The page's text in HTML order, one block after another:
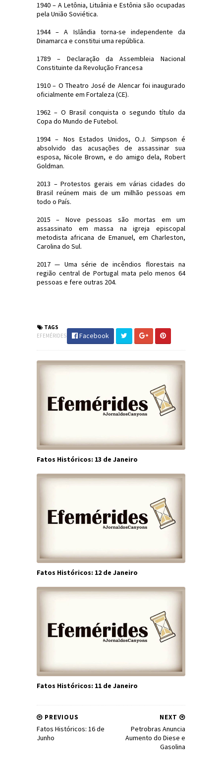
1940 – A Letônia, Lituânia e Estônia são ocupadas
pela União Soviética.
1944 – A Islândia torna-se independente da
Dinamarca e constitui uma república.
1789 – Declaração da Assembleia Nacional
Constituinte da Revolução Francesa
1910 – O Theatro José de Alencar foi inaugurado
oficialmente em Fortaleza (CE).
1962 – O Brasil conquista o segundo título da
Copa do Mundo de Futebol.
1994 – Nos Estados Unidos, O.J. Simpson é
absolvido das acusações de assassinar sua
esposa, Nicole Brown, e do amigo dela, Robert
Goldman.
2013 – Protestos gerais em várias cidades do
Brasil reúnem mais de um milhão pessoas em
todo o País.
2015 – Nove pessoas são mortas em um
assassinato em massa na igreja episcopal
metodista africana de Emanuel, em Charleston,
Carolina do Sul.
2017 — Uma série de incêndios florestais na
região central de Portugal mata pelo menos 64
pessoas e fere outras 204.
TAGS
EFEMÉRIDES
Facebook
Fatos Históricos: 13 de Janeiro
Fatos Históricos: 12 de Janeiro
Fatos Históricos: 11 de Janeiro
NEXT
Petrobras Anuncia
Aumento do Diese e
Gasolina
PREVIOUS
Fatos Históricos: 16 de
Junho